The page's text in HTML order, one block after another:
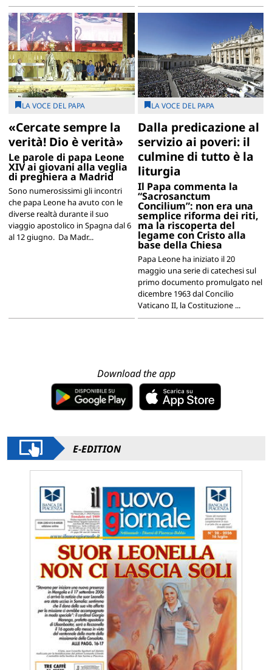
LA VOCE DEL PAPA
«Cercate sempre la
verità! Dio è verità»
Le parole di papa Leone
XIV ai giovani alla veglia
di preghiera a Madrid
Sono numerosissimi gli incontri
che papa Leone ha avuto con le
diverse realtà durante il suo
viaggio apostolico in Spagna dal 6
al 12 giugno. Da Madr...
LA VOCE DEL PAPA
Dalla predicazione al
servizio ai poveri: il
culmine di tutto è la
liturgia
Il Papa commenta la
“Sacrosanctum
Concilium”: non era una
semplice riforma dei riti,
ma la riscoperta del
legame con Cristo alla
base della Chiesa
Papa Leone ha iniziato il 20
maggio una serie di catechesi sul
primo documento promulgato nel
dicembre 1963 dal Concilio
Vaticano II, la Costituzione ...
Download the app
E-EDITION